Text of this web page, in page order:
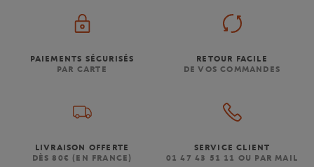
PAIEMENTS SÉCURISÉS
PAR CARTE
RETOUR FACILE
DE VOS COMMANDES
LIVRAISON OFFERTE
DÈS 80€ (EN FRANCE)
SERVICE CLIENT
01 47 43 51 11 OU PAR MAIL